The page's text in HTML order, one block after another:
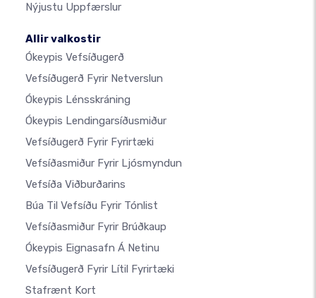
Nýjustu Uppfærslur
Allir valkostir
Ókeypis Vefsíðugerð
Vefsíðugerð Fyrir Netverslun
Ókeypis Lénsskráning
Ókeypis Lendingarsíðusmiður
Vefsíðugerð Fyrir Fyrirtæki
Vefsíðasmiður Fyrir Ljósmyndun
Vefsíða Viðburðarins
Búa Til Vefsíðu Fyrir Tónlist
Vefsíðasmiður Fyrir Brúðkaup
Ókeypis Eignasafn Á Netinu
Vefsíðugerð Fyrir Lítil Fyrirtæki
Stafrænt Kort